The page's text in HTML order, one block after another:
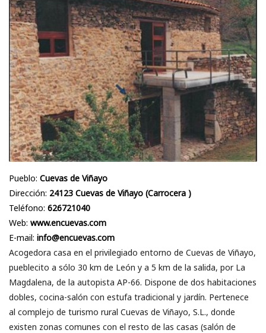
Pueblo: Cuevas de Viñayo
Dirección: 24123 Cuevas de Viñayo (Carrocera )
Teléfono: 626721040
Web: www.encuevas.com
E-mail: info@encuevas.com
Acogedora casa en el privilegiado entorno de Cuevas de Viñayo,
pueblecito a sólo 30 km de León y a 5 km de la salida, por La
Magdalena, de la autopista AP-66. Dispone de dos habitaciones
dobles, cocina-salón con estufa tradicional y jardín. Pertenece
al complejo de turismo rural Cuevas de Viñayo, S.L., donde
existen zonas comunes con el resto de las casas (salón de